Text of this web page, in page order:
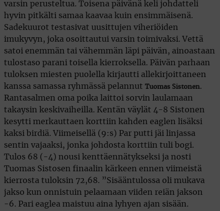
varsin perusteltua. Toisena päivänä keli johdatteli
hyvin pitkälti samaa kaavaa kuin ensimmäisenä.
Sadekuurot testasivat uusittujen viheriöiden
imukyvyn, joka osoittautui varsin toimivaksi. Vettä
satoi enemmän tai vähemmän läpi päivän, ainoastaan
tulostaso parani toisella kierroksella. Päivän parhaan
tuloksen miesten puolella kirjautti allekirjoittaneen
kanssa samassa ryhmässä pelannut Tuomas Sistonen.
Rantasalmen oma poika laittoi sorvin laulamaan
takaysin keskivaiheilla. Kentän väylät 4-8 Sistonen
kesytti merkauttaen korttiin kahden eaglen lisäksi
kaksi birdiä. Viimeisellä (9:s) Par putti jäi linjassa
sentin vajaaksi, jonka johdosta korttiin tuli bogi.
Tulos 68 (-4) nousi kenttäennätykseksi ja nosti
Tuomas Sistosen finaalin kärkeen ennen viimeistä
kierrosta tuloksin 72,68. ”Sisääntulossa oli mukava
jakso kun onnistuin pelaamaan viiden reiän jakson
-6. Pari eaglea maistuu aina lyhyen ajan sisään.